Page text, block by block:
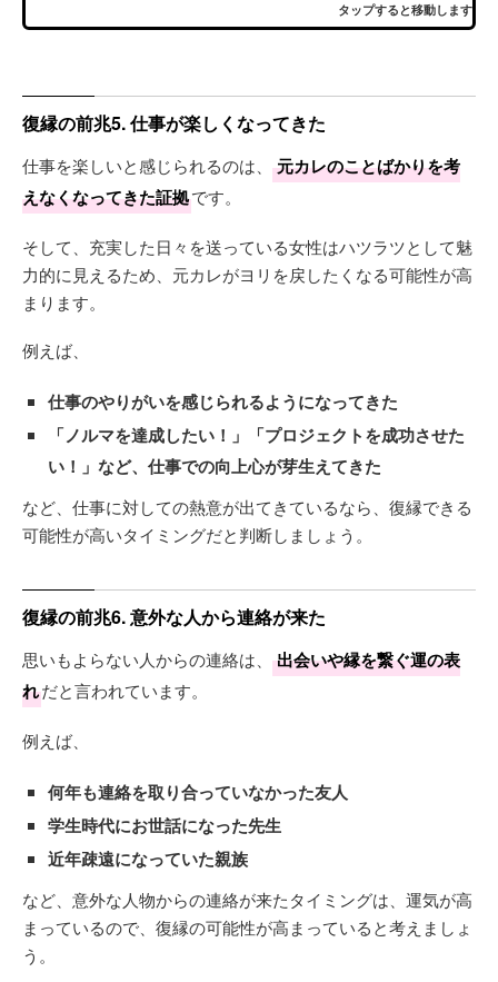
タップすると移動します
復縁の前兆5. 仕事が楽しくなってきた
仕事を楽しいと感じられるのは、
元カレのことばかりを考
えなくなってきた証拠です。
そして、充実した日々を送っている女性はハツラツとして魅
力的に見えるため、元カレがヨリを戻したくなる可能性が高
まります。
例えば、
仕事のやりがいを感じられるようになってきた
「ノルマを達成したい！」「プロジェクトを成功させた
い！」など、仕事での向上心が芽生えてきた
など、仕事に対しての熱意が出てきているなら、復縁できる
可能性が高いタイミングだと判断しましょう。
復縁の前兆6. 意外な人から連絡が来た
思いもよらない人からの連絡は、
出会いや縁を繋ぐ運の表
れだと言われています。
例えば、
何年も連絡を取り合っていなかった友人
学生時代にお世話になった先生
近年疎遠になっていた親族
など、意外な人物からの連絡が来たタイミングは、運気が高
まっているので、復縁の可能性が高まっていると考えましょ
う。